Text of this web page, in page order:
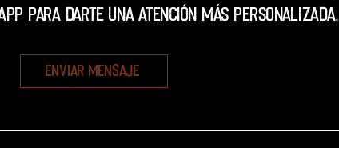
para darte una atención más personalizada.
Enviar mensaje